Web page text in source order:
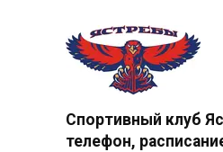
Спортивный клуб
телефон,